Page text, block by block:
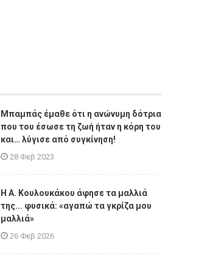
Μπαμπάς έμαθε ότι η ανώνυμη δότρια
που του έσωσε τη ζωή ήταν η κόρη του
και… λύγισε από συγκίνηση!
28 Φεβ 2023
Η A. Κουλουκάκου άφησε τα μαλλιά
της... φυσικά: «αγαπώ τα γκρίζα μου
μαλλιά»
26 Φεβ 2026